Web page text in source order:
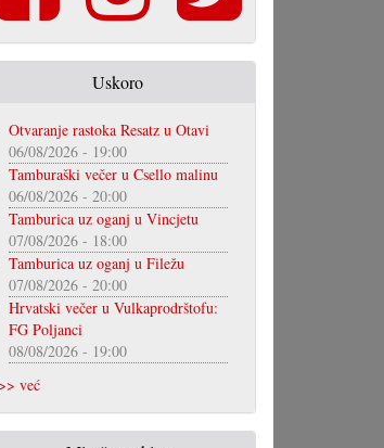
Uskoro
Otvaranje rastoka Resatz u Otavi
06/08/2026 - 19:00
Tamburaški večer u Csello malinu
06/08/2026 - 20:00
Tamburica uz oganj u Vincjetu
07/08/2026 - 18:00
Tamburica uz oganj u Filežu
07/08/2026 - 20:00
Hrvatski večer u Vulkaprodrštofu:
FG Poljanci
08/08/2026 - 19:00
>> već